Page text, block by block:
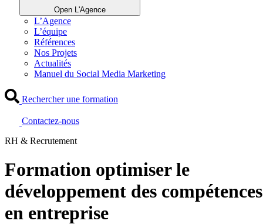
Open L'Agence
L’Agence
L’équipe
Références
Nos Projets
Actualités
Manuel du Social Media Marketing
Rechercher une formation
Contactez-nous
RH & Recrutement
Formation optimiser le
développement des compétences
en entreprise